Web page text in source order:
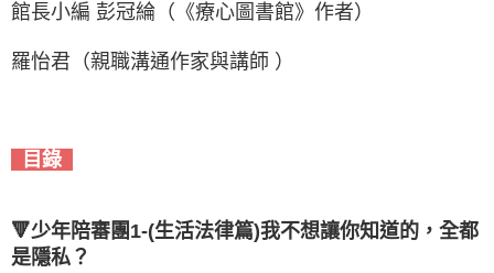
館長小編 彭冠綸（《療心圖書館》作者）
羅怡君（親職溝通作家與講師 ）
目錄
🔻少年陪審團1-(生活法律篇)我不想讓你知道的，全都
是隱私？